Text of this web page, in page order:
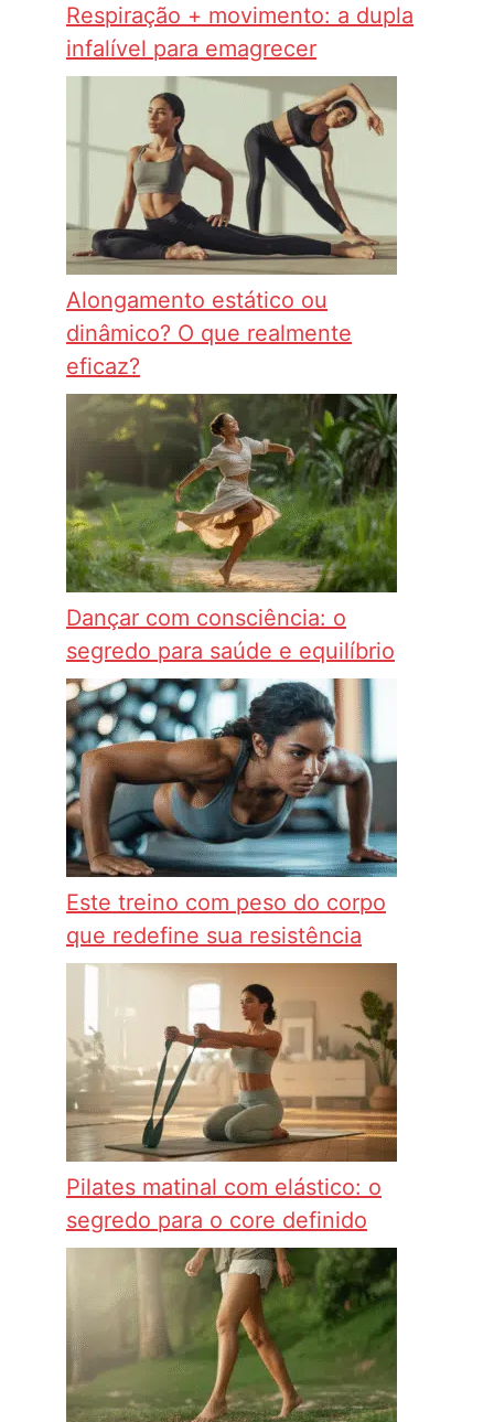
Respiração + movimento: a dupla
infalível para emagrecer
Alongamento estático ou
dinâmico? O que realmente
eficaz?
Dançar com consciência: o
segredo para saúde e equilíbrio
Este treino com peso do corpo
que redefine sua resistência
Pilates matinal com elástico: o
segredo para o core definido